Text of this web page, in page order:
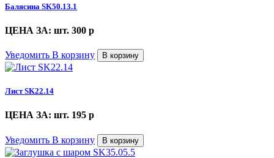
Балясина SK50.13.1
ЦЕНА ЗА: шт. 300 p
Уведомить В корзину В корзину
Лист SK22.14
ЦЕНА ЗА: шт. 195 p
Уведомить В корзину В корзину